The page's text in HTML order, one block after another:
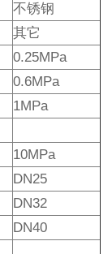
不锈钢
其它
0.25MPa
0.6MPa
1MPa
10MPa
DN25
DN32
DN40